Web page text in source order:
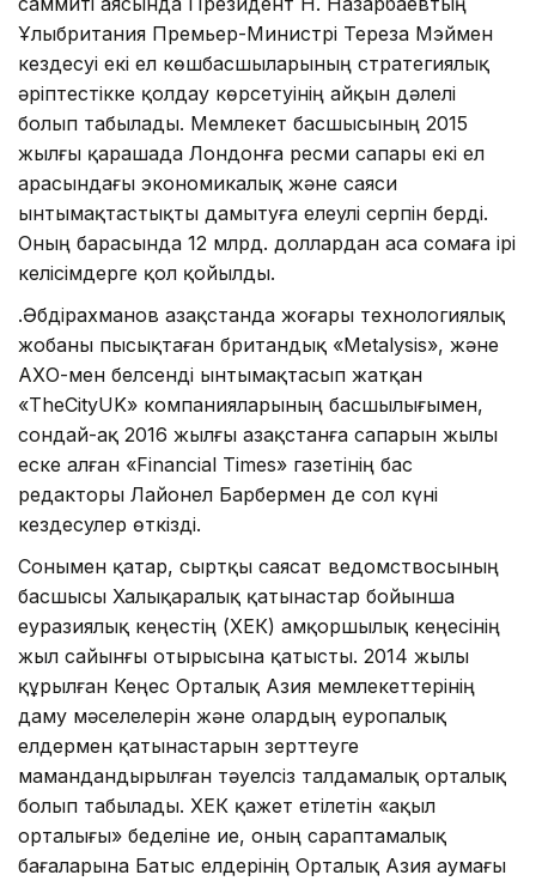
Ұлыбритания Премьер-Министрі Тереза Мэймен
кездесуі екі ел көшбасшыларының стратегиялық
әріптестікке қолдау көрсетуінің айқын дәлелі
болып табылады. Мемлекет басшысының 2015
жылғы қарашада Лондонға ресми сапары екі ел
арасындағы экономикалық және саяси
ынтымақтастықты дамытуға елеулі серпін берді.
Оның барасында 12 млрд. доллардан аса сомаға ірі
келісімдерге қол қойылды.
Қ.Әбдірахманов Қазақстанда жоғары технологиялық
жобаны пысықтаған британдық «Metalysis», және
АХҚО-мен белсенді ынтымақтасып жатқан
«TheCityUK» компанияларының басшылығымен,
сондай-ақ 2016 жылғы Қазақстанға сапарын жылы
еске алған «Financial Times» газетінің бас
редакторы Лайонел Барбермен де сол күні
кездесулер өткізді.
Сонымен қатар, сыртқы саясат ведомствосының
басшысы Халықаралық қатынастар бойынша
еуразиялық кеңестің (ХҚЕК) Қамқоршылық кеңесінің
жыл сайынғы отырысына қатысты. 2014 жылы
құрылған Кеңес Орталық Азия мемлекеттерінің
даму мәселелерін және олардың еуропалық
елдермен қатынастарын зерттеуге
мамандандырылған тәуелсіз талдамалық орталық
болып табылады. ХҚЕК қажет етілетін «ақыл
орталығы» беделіне ие, оның сараптамалық
бағаларына Батыс елдерінің Орталық Азия аумағы